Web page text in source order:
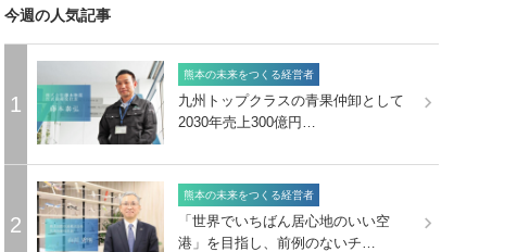
今週の人気記事
1
熊本の未来をつくる経営者
九州トップクラスの青果仲卸として
2030年売上300億円…
2
熊本の未来をつくる経営者
「世界でいちばん居心地のいい空
港」を目指し、前例のないチ…